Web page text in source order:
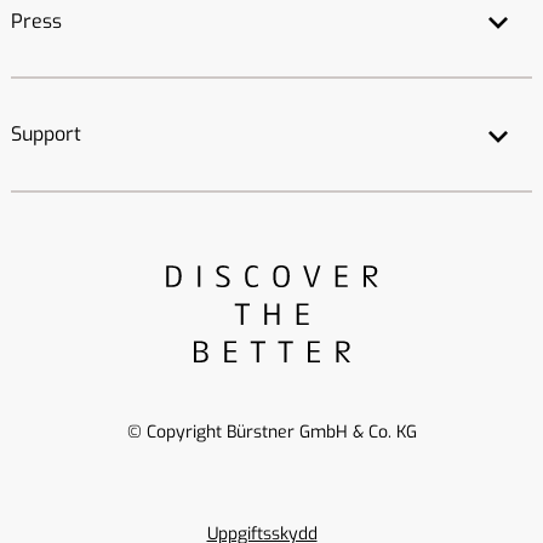
Press
Support
Uppgiftsskydd
© Copyright Bürstner GmbH & Co. KG